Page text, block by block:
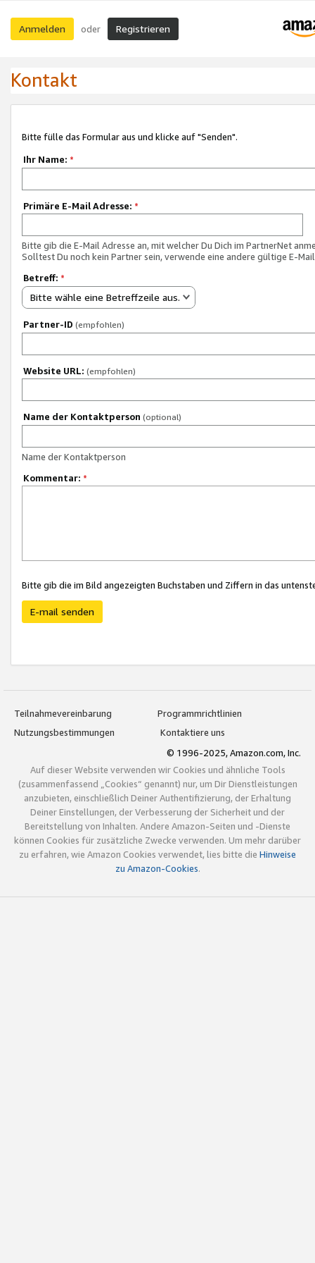
Anmelden oder Registrieren
Kontakt
Bitte fülle das Formular aus und klicke auf "Senden".
Ihr Name: *
Primäre E-Mail Adresse: *
Bitte gib die E-Mail Adresse an, mit welcher Du Dich im PartnerNet
Solltest Du noch kein Partner sein, verwende eine andere gültige E-
Betreff: *
Bitte wähle eine Betreffzeile aus.
Partner-ID (empfohlen)
Website URL: (empfohlen)
Name der Kontaktperson (optional)
Name der Kontaktperson
Kommentar: *
Bitte gib die im Bild angezeigten Buchstaben und Ziffern in das
E-mail senden
Teilnahmevereinbarung
Programmrichtlinien
Nutzungsbestimmungen
Kontaktiere uns
© 1996-2025, Amazon.com, Inc.
Auf dieser Website verwenden wir Cookies und ähnliche Tools
(zusammenfassend „Cookies“ genannt) nur, um Dir Dienstleistungen
anzubieten, einschließlich Deiner Authentifizierung, der Erhaltung
Deiner Einstellungen, der Verbesserung der Sicherheit und der
Bereitstellung von Inhalten. Andere Amazon-Seiten und -Dienste
können Cookies für zusätzliche Zwecke verwenden. Um mehr darüber
zu erfahren, wie Amazon Cookies verwendet, lies bitte die Hinweise
zu Amazon-Cookies.